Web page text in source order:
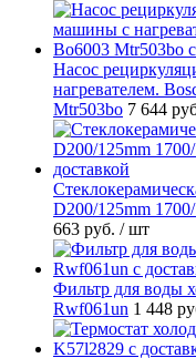
Насос
нагревателем.
Mtr503bo 7 644
D200/125mm
663 руб. / шт
Фильтр для воды
Rwf061un 1 448